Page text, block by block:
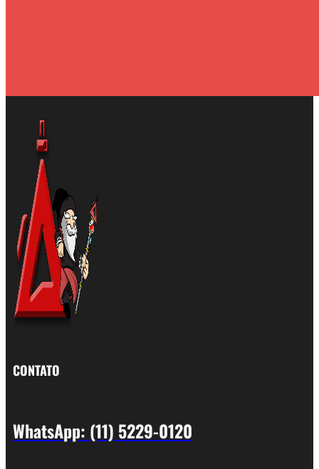
CONTATO
WhatsApp: (11) 5229-0120